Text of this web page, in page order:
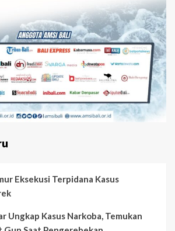
Eksekusi Terpidana Kasus
Ungkap Kasus Narkoba, Temukan